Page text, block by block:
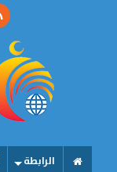
الرابطة